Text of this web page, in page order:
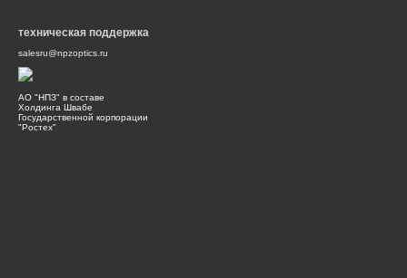
техническая поддержка
salesru@npzoptics.ru
АО "НПЗ" в составе
Холдинга Швабе
Государственной корпорации
"Ростех"